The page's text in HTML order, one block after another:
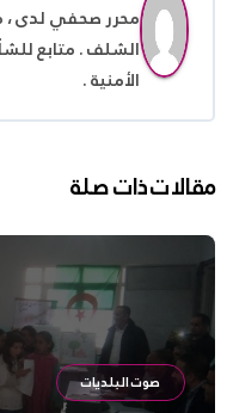
محرر صحفي لدى ،
الشلف . متابع
الأمنية .
مقالات ذات صلة
صوت البلديات